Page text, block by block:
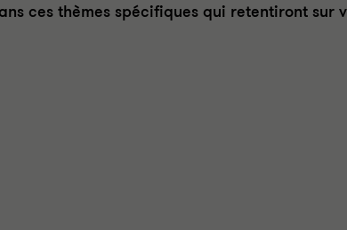
ces thèmes spécifiques qui retentiront sur